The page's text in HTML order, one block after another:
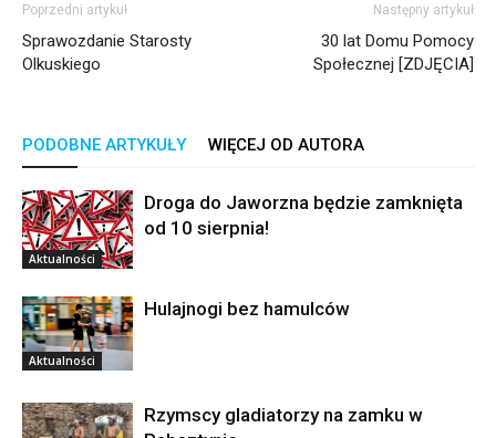
Poprzedni artykuł
Sprawozdanie Starosty
Olkuskiego
Następny artykuł
30 lat Domu Pomocy
Społecznej [ZDJĘCIA]
PODOBNE ARTYKUŁY WIĘCEJ OD AUTORA
Aktualności
Droga do Jaworzna będzie zamknięta
od 10 sierpnia!
Aktualności
Hulajnogi bez hamulców
Rzymscy gladiatorzy na zamku w